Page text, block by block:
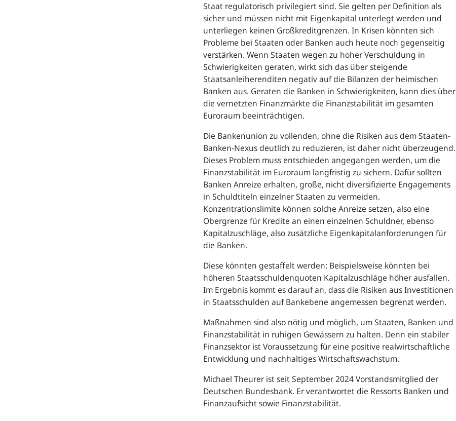
Staat regulatorisch privilegiert sind. Sie gelten per Definition als
sicher und müssen nicht mit Eigenkapital unterlegt werden und
unterliegen keinen Großkreditgrenzen. In Krisen könnten sich
Probleme bei Staaten oder Banken auch heute noch gegenseitig
verstärken. Wenn Staaten wegen zu hoher Verschuldung in
Schwierigkeiten geraten, wirkt sich das über steigende
Staatsanleiherenditen negativ auf die Bilanzen der heimischen
Banken aus. Geraten die Banken in Schwierigkeiten, kann dies über
die vernetzten Finanzmärkte die Finanzstabilität im gesamten
Euroraum beeinträchtigen.
Die Bankenunion zu vollenden, ohne die Risiken aus dem Staaten-
Banken-Nexus deutlich zu reduzieren, ist daher nicht überzeugend.
Dieses Problem muss entschieden angegangen werden, um die
Finanzstabilität im Euroraum langfristig zu sichern. Dafür sollten
Banken Anreize erhalten, große, nicht diversifizierte Engagements
in Schuldtiteln einzelner Staaten zu vermeiden.
Konzentrationslimite können solche Anreize setzen, also eine
Obergrenze für Kredite an einen einzelnen Schuldner, ebenso
Kapitalzuschläge, also zusätzliche Eigenkapitalanforderungen für
die Banken.
Diese könnten gestaffelt werden: Beispielsweise könnten bei
höheren Staatsschuldenquoten Kapitalzuschläge höher ausfallen.
Im Ergebnis kommt es darauf an, dass die Risiken aus Investitionen
in Staatsschulden auf Bankebene angemessen begrenzt werden.
Maßnahmen sind also nötig und möglich, um Staaten, Banken und
Finanzstabilität in ruhigen Gewässern zu halten. Denn ein stabiler
Finanzsektor ist Voraussetzung für eine positive realwirtschaftliche
Entwicklung und nachhaltiges Wirtschaftswachstum.
Michael Theurer ist seit September 2024 Vorstandsmitglied der
Deutschen Bundesbank. Er verantwortet die Ressorts Banken und
Finanzaufsicht sowie Finanzstabilität.